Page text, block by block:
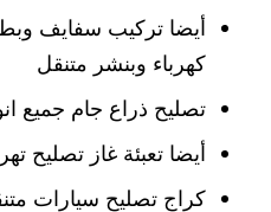
أيضا تركيب سفايف
كهرباء وبنشر متنقل
تصليح ذراع جام جميع
أيضا تعبئة غاز تصليح
كراج تصليح سيارات